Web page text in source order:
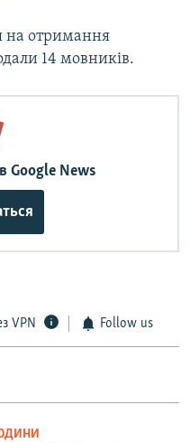
на отримання
14 мовників.
Google News
VPN Follow us